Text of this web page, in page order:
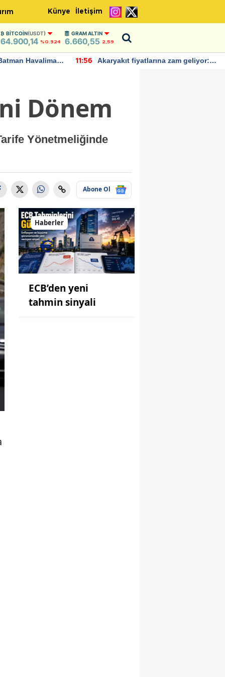
Künye İletişim
BITCOIN(USDT)
64.900,14 %0.924
GRAM ALTIN
6.660,55 2,59
Havalimanı
11:56
Akaryakıt fiyatlarına zam geliyor:
Dönem
Yönetmeliğinde
Abone Ol
Haberler
ECB’den yeni
tahmin sinyali